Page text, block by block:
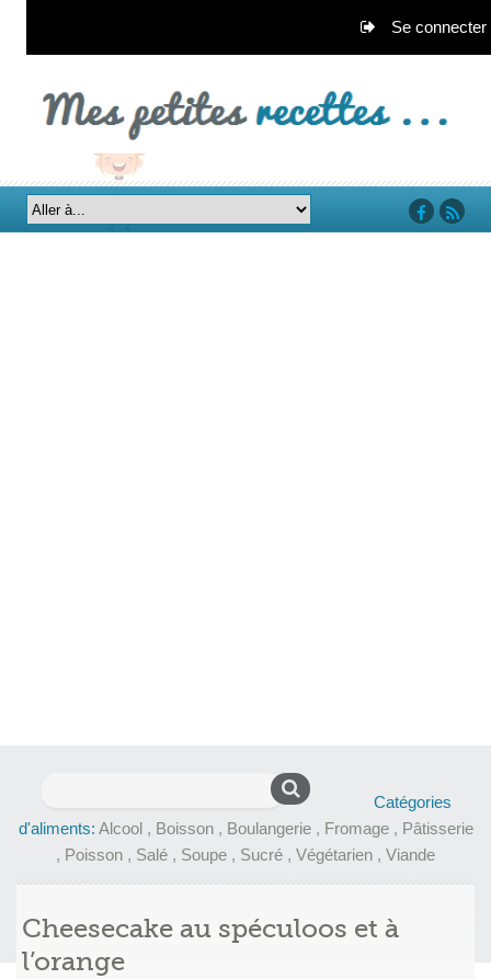
Se connecter
Catégories
d'aliments: Alcool , Boisson, Boulangerie, Fromage, Pâtisserie
, Poisson , Salé , Soupe , Sucré , Végétarien , Viande
Cheesecake au spéculoos et à
l’orange